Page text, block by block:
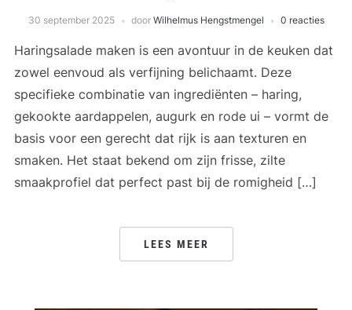
30 september 2025 door Wilhelmus Hengstmengel 0 reacties
Haringsalade maken is een avontuur in de keuken dat
zowel eenvoud als verfijning belichaamt. Deze
specifieke combinatie van ingrediënten – haring,
gekookte aardappelen, augurk en rode ui – vormt de
basis voor een gerecht dat rijk is aan texturen en
smaken. Het staat bekend om zijn frisse, zilte
smaakprofiel dat perfect past bij de romigheid […]
LEES MEER